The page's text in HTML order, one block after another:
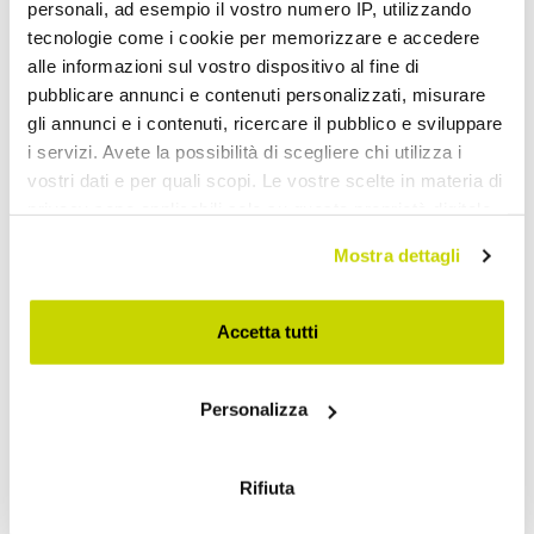
personali, ad esempio il vostro numero IP, utilizzando
tecnologie come i cookie per memorizzare e accedere
alle informazioni sul vostro dispositivo al fine di
pubblicare annunci e contenuti personalizzati, misurare
gli annunci e i contenuti, ricercare il pubblico e sviluppare
i servizi. Avete la possibilità di scegliere chi utilizza i
vostri dati e per quali scopi. Le vostre scelte in materia di
modificare o revocare il proprio consenso in qualsiasi
momento dalla Dichiarazione sui cookie o facendo clic
sull'icona di attivazione della privacy.
raccogliere informazioni sulla tua posizione
Identificare il tuo dispositivo, scansionandolo
Mostra dettagli
Accetta tutti
Personalizza
Rifiuta
Offre à durée limitée. Ne la